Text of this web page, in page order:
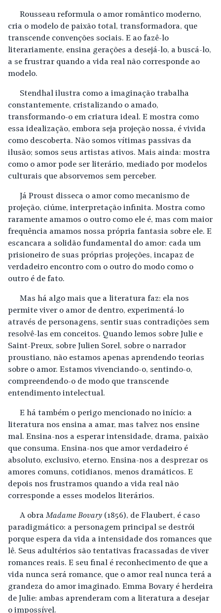
Rousseau reformula o amor romântico moderno,
cria o modelo de paixão total, transformadora, que
transcende convenções sociais. E ao fazê-lo
literariamente, ensina gerações a desejá-lo, a buscá-lo,
a se frustrar quando a vida real não corresponde ao
modelo.
Stendhal ilustra como a imaginação trabalha
constantemente, cristalizando o amado,
transformando-o em criatura ideal. E mostra como
essa idealização, embora seja projeção nossa, é vivida
como descoberta. Não somos vítimas passivas da
ilusão; somos seus artistas ativos. Mais ainda: mostra
como o amor pode ser literário, mediado por modelos
culturais que absorvemos sem perceber.
Já Proust disseca o amor como mecanismo de
projeção, ciúme, interpretação infinita. Mostra como
raramente amamos o outro como ele é, mas com maior
frequência amamos nossa própria fantasia sobre ele. E
escancara a solidão fundamental do amor: cada um
prisioneiro de suas próprias projeções, incapaz de
verdadeiro encontro com o outro do modo como o
outro é de fato.
Mas há algo mais que a literatura faz: ela nos
permite viver o amor de dentro, experimentá-lo
através de personagens, sentir suas contradições sem
resolvê-las em conceitos. Quando lemos sobre Julie e
Saint-Preux, sobre Julien Sorel, sobre o narrador
proustiano, não estamos apenas aprendendo teorias
sobre o amor. Estamos vivenciando-o, sentindo-o,
compreendendo-o de modo que transcende
entendimento intelectual.
E há também o perigo mencionado no início: a
literatura nos ensina a amar, mas talvez nos ensine
mal. Ensina-nos a esperar intensidade, drama, paixão
que consuma. Ensina-nos que amor verdadeiro é
absoluto, exclusivo, eterno. Ensina-nos a desprezar os
amores comuns, cotidianos, menos dramáticos. E
depois nos frustramos quando a vida real não
corresponde a esses modelos literários.
A obra Madame Bovary (1856), de Flaubert, é caso
paradigmático: a personagem principal se destrói
porque espera da vida a intensidade dos romances que
lê. Seus adultérios são tentativas fracassadas de viver
romances reais. E seu final é reconhecimento de que a
vida nunca será romance, que o amor real nunca terá a
grandeza do amor imaginado. Emma Bovary é herdeira
de Julie: ambas aprenderam com a literatura a desejar
o impossível.